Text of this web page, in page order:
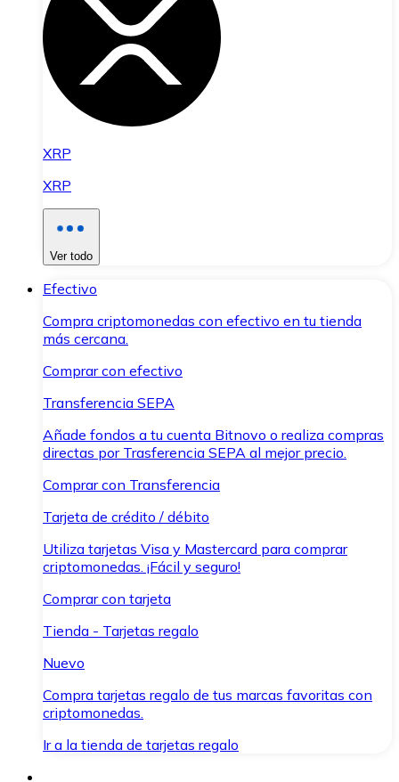
XRP
XRP
Ver todo
Efectivo
Compra criptomonedas con efectivo en tu tienda
más cercana.
Comprar con efectivo
Transferencia SEPA
Añade fondos a tu cuenta Bitnovo o realiza compras
directas por Trasferencia SEPA al mejor precio.
Comprar con Transferencia
Tarjeta de crédito / débito
Utiliza tarjetas Visa y Mastercard para comprar
criptomonedas. ¡Fácil y seguro!
Comprar con tarjeta
Tienda - Tarjetas regalo
Nuevo
Compra tarjetas regalo de tus marcas favoritas con
criptomonedas.
Ir a la tienda de tarjetas regalo